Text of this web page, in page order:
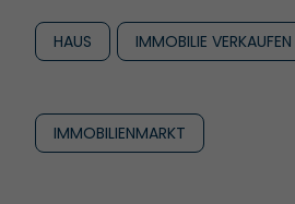
HAUS IMMOBILIE VERKAUFEN
IMMOBILIENMARKT